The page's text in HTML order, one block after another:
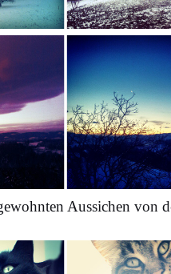
Aussichen von